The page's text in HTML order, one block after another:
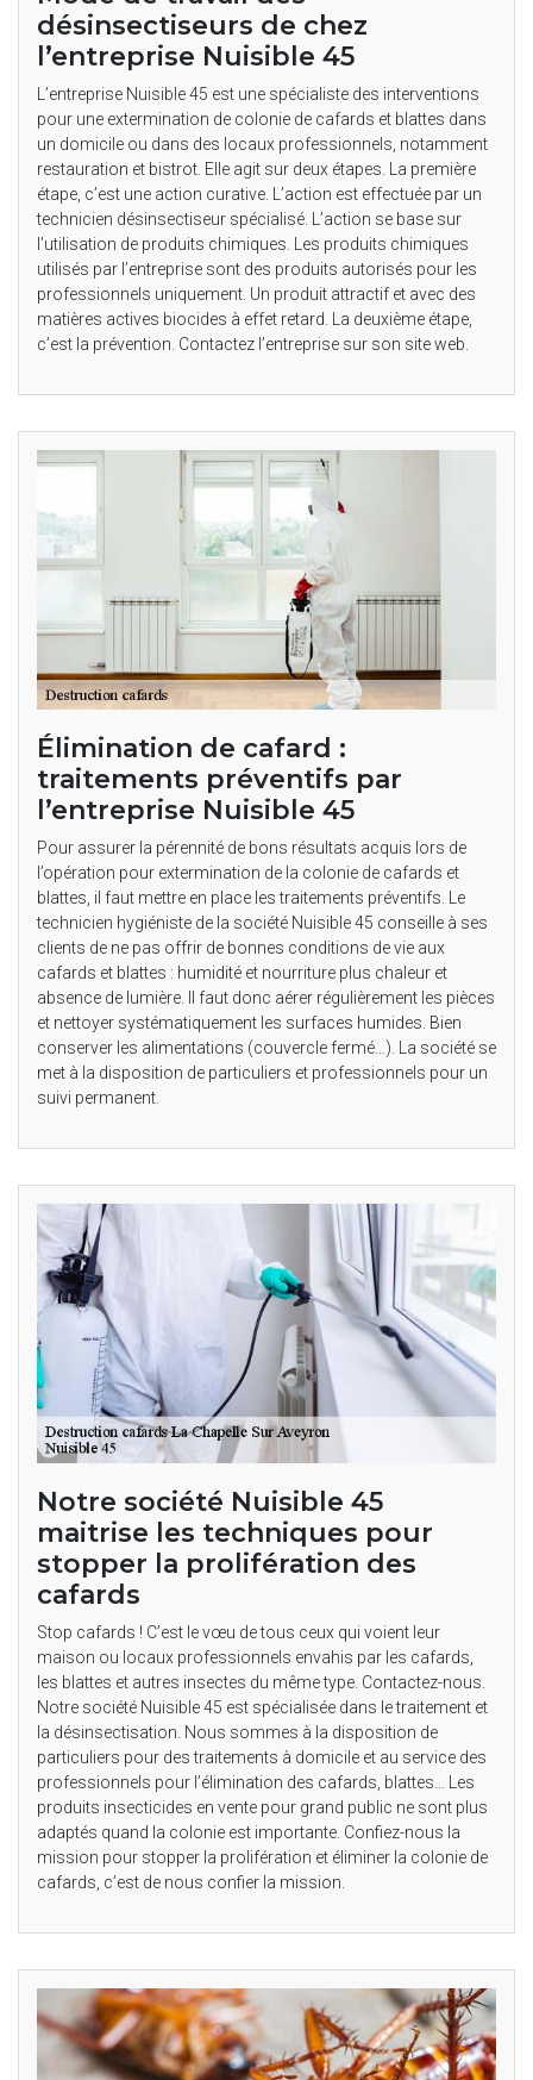
désinsectiseurs de chez
l’entreprise Nuisible 45
L’entreprise Nuisible 45 est une spécialiste des interventions
pour une extermination de colonie de cafards et blattes dans
un domicile ou dans des locaux professionnels, notamment
restauration et bistrot. Elle agit sur deux étapes. La première
étape, c’est une action curative. L’action est effectuée par un
technicien désinsectiseur spécialisé. L’action se base sur
l’utilisation de produits chimiques. Les produits chimiques
utilisés par l’entreprise sont des produits autorisés pour les
professionnels uniquement. Un produit attractif et avec des
matières actives biocides à effet retard. La deuxième étape,
c’est la prévention. Contactez l’entreprise sur son site web.
Élimination de cafard :
traitements préventifs par
l’entreprise Nuisible 45
Pour assurer la pérennité de bons résultats acquis lors de
l’opération pour extermination de la colonie de cafards et
blattes, il faut mettre en place les traitements préventifs. Le
technicien hygiéniste de la société Nuisible 45 conseille à ses
clients de ne pas offrir de bonnes conditions de vie aux
cafards et blattes : humidité et nourriture plus chaleur et
absence de lumière. Il faut donc aérer régulièrement les pièces
et nettoyer systématiquement les surfaces humides. Bien
conserver les alimentations (couvercle fermé…). La société se
met à la disposition de particuliers et professionnels pour un
suivi permanent.
Notre société Nuisible 45
maitrise les techniques pour
stopper la prolifération des
cafards
Stop cafards ! C’est le vœu de tous ceux qui voient leur
maison ou locaux professionnels envahis par les cafards,
les blattes et autres insectes du même type. Contactez-nous.
Notre société Nuisible 45 est spécialisée dans le traitement et
la désinsectisation. Nous sommes à la disposition de
particuliers pour des traitements à domicile et au service des
professionnels pour l’élimination des cafards, blattes… Les
produits insecticides en vente pour grand public ne sont plus
adaptés quand la colonie est importante. Confiez-nous la
mission pour stopper la prolifération et éliminer la colonie de
cafards, c’est de nous confier la mission.